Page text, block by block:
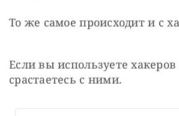
То же самое происходит и с
Если вы используете
срастаетесь с ними.